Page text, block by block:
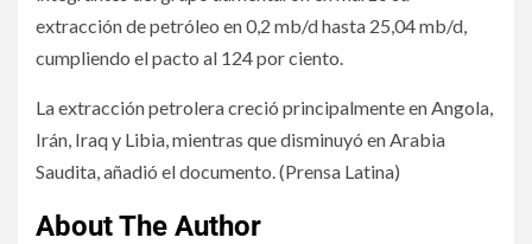
extracción de petróleo en 0,2 mb/d hasta 25,04 mb/d,
cumpliendo el pacto al 124 por ciento.
La extracción petrolera creció principalmente en Angola,
Irán, Iraq y Libia, mientras que disminuyó en Arabia
Saudita, añadió el documento. (Prensa Latina)
About The Author